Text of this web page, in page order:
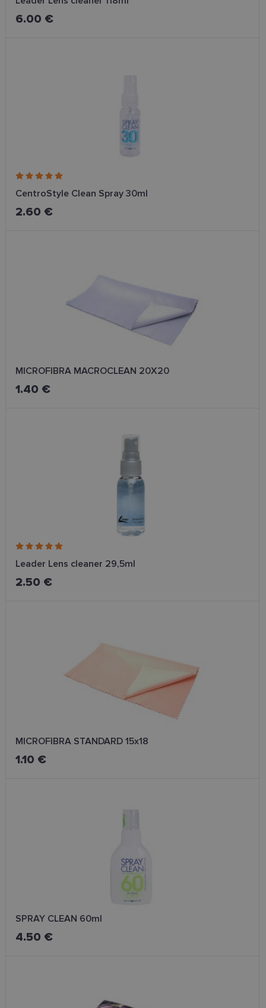
6.00 €
CentroStyle Clean Spray 30ml
2.60 €
MICROFIBRA MACROCLEAN 20X20
1.40 €
Leader Lens cleaner 29,5ml
2.50 €
MICROFIBRA STANDARD 15x18
1.10 €
SPRAY CLEAN 60ml
4.50 €